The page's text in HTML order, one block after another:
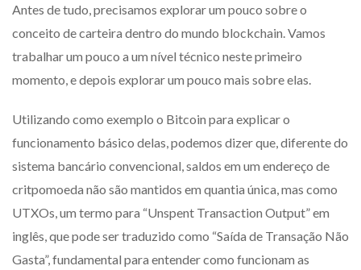
Antes de tudo, precisamos explorar um pouco sobre o
conceito de carteira dentro do mundo blockchain. Vamos
trabalhar um pouco a um nível técnico neste primeiro
momento, e depois explorar um pouco mais sobre elas.
Utilizando como exemplo o Bitcoin para explicar o
funcionamento básico delas, podemos dizer que, diferente do
sistema bancário convencional, saldos em um endereço de
critpomoeda não são mantidos em quantia única, mas como
UTXOs, um termo para “Unspent Transaction Output” em
inglês, que pode ser traduzido como “Saída de Transação Não
Gasta”, fundamental para entender como funcionam as